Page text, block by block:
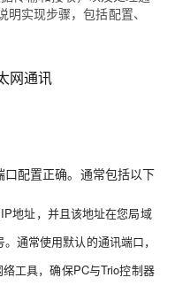
实现步骤，包括配置、
网通讯
配置正确。通常包括以下
地址，并且该地址在您局域
通常使用默认的通讯端口，
工具，确保PC与Trio控制器